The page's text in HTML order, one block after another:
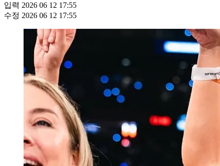
입력 2026 06 12 17:55
수정 2026 06 12 17:55